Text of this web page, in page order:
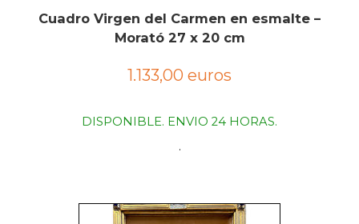
Cuadro Virgen del Carmen en esmalte –
Morató 27 x 20 cm
1.133,00 euros
DISPONIBLE. ENVIO 24 HORAS.
.